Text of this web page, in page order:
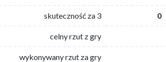
skuteczność za 3 0
celny rzut z gry
wykonywany rzut za gry